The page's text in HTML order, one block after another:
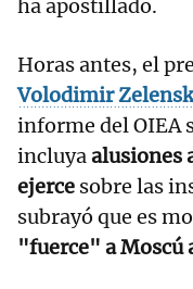
ha apostillado.
Horas antes, el
Volodimir
informe del OIEA
incluyaalusiones
ejerce sobre las
subrayó que es
"fuerce" a Moscú